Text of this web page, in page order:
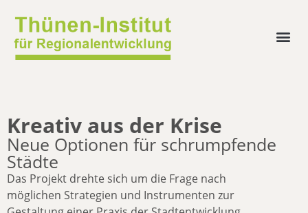
Kreativ aus der Krise
Neue Optionen für schrumpfende
Städte
Das Projekt drehte sich um die Frage nach
möglichen Strategien und Instrumenten zur